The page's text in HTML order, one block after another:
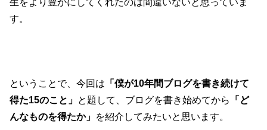
す。
ということで、今回は 「僕が10年間ブログを書き続けて
得た15のこと」
と題して、ブログを書き始めてから
「ど
んなものを得たか」 を紹介してみたいと思います。